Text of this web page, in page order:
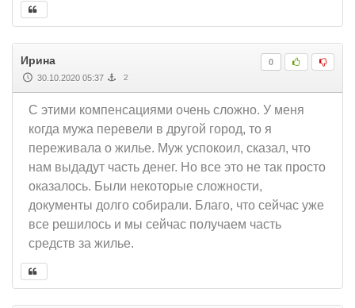
0
Ирина
30.10.2020 05:37 2
С этими компенсациями очень сложно. У меня
когда мужа перевели в другой город, то я
переживала о жилье. Муж успокоил, сказал, что
нам выдадут часть денег. Но все это не так просто
оказалось. Были некоторые сложности,
документы долго собирали. Благо, что сейчас уже
все решилось и мы сейчас получаем часть
средств за жилье.